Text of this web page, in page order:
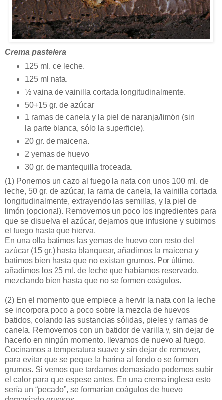
Crema pastelera
125 ml. de leche.
125 ml nata.
½ vaina de vainilla cortada longitudinalmente.
50+15 gr. de azúcar
1 ramas de canela y la piel de naranja/limón (sin
la parte blanca, sólo la superficie).
20 gr. de maicena.
2 yemas de huevo
30 gr. de mantequilla troceada.
(1) Ponemos un cazo al fuego la nata con unos 100 ml. de
leche, 50 gr. de azúcar, la rama de canela, la vainilla cortada
longitudinalmente, extrayendo las semillas, y la piel de
limón (opcional). Removemos un poco los ingredientes para
que se disuelva el azúcar, dejamos que infusione y subimos
el fuego hasta que hierva.
En una olla batimos las yemas de huevo con resto del
azúcar (15 gr.) hasta blanquear, añadimos la maicena y
batimos bien hasta que no existan grumos. Por último,
añadimos los 25 ml. de leche que habíamos reservado,
mezclando bien hasta que no se formen coágulos.
(2) En el momento que empiece a hervir la nata con la leche
se incorpora poco a poco sobre la mezcla de huevos
batidos, colando las sustancias sólidas, pieles y ramas de
canela. Removemos con un batidor de varilla y, sin dejar de
hacerlo en ningún momento, llevamos de nuevo al fuego.
Cocinamos a temperatura suave y sin dejar de remover,
para evitar que se peque la harina al fondo o se formen
grumos. Si vemos que tardamos demasiado podemos subir
el calor para que espese antes. En una crema inglesa esto
sería un “pecado”, se formarían coágulos de huevo